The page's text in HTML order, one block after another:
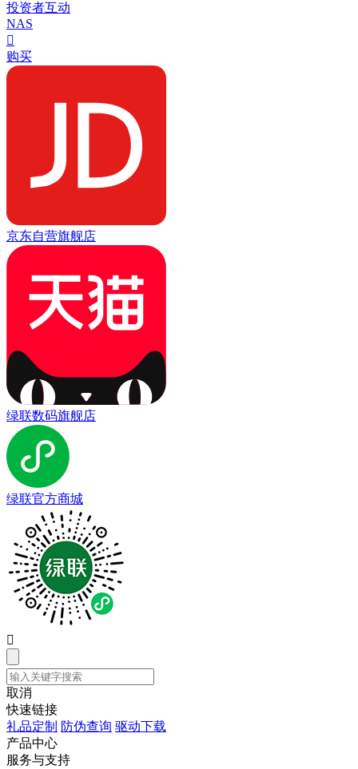
投资者互动
NAS

购买
京东自营旗舰店
绿联数码旗舰店
绿联官方商城

取消
快速链接
礼品定制 防伪查询 驱动下载
产品中心
服务与支持